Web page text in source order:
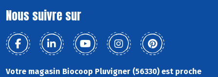
Nous suivre sur
Votre magasin Biocoop Pluvigner (56330) est proche